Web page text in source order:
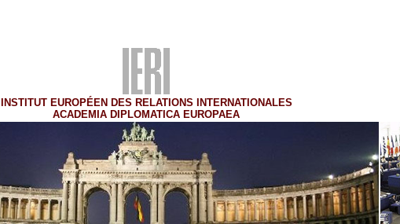
INSTITUT EUROPÉEN DES RELATIONS INTERNATIONALES
ACADEMIA DIPLOMATICA EUROPAEA